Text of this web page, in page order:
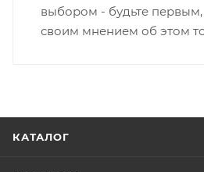
выбором - будьте первым,
своим мнением об этом
КАТАЛОГ